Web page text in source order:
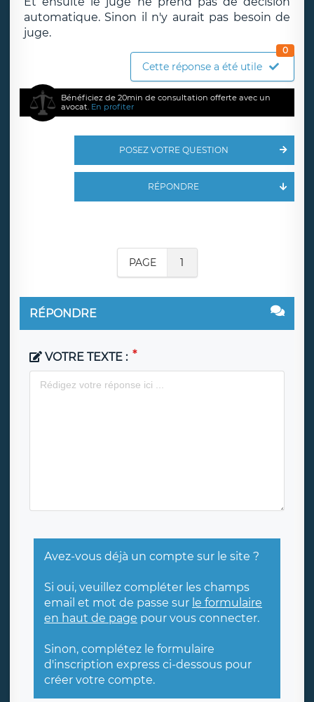
automatique. Sinon il n'y aurait pas besoin de
juge.
Cette réponse a été utile
0
Bénéficiez de 20min de consultation offerte avec un
avocat. En profiter
POSEZ VOTRE QUESTION
RÉPONDRE
PAGE 1
RÉPONDRE
VOTRE TEXTE :
Avez-vous déjà un compte sur le site ?
Si oui, veuillez compléter les champs
email et mot de passe sur le formulaire
en haut de page pour vous connecter.
Sinon, complétez le formulaire
d'inscription express ci-dessous pour
créer votre compte.